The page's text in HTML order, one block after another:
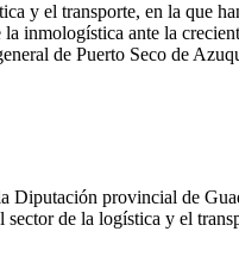
y el transporte, en la que
inmologística ante la
de Puerto Seco de
Diputación provincial de
de la logística y el